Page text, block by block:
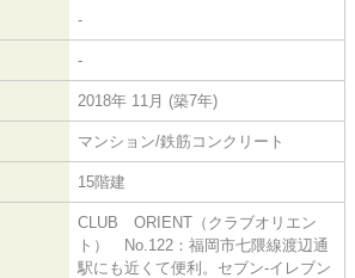
-
-
2018年 11月 (築7年)
マンション/鉄筋コンクリート
15階建
CLUB ORIENT（クラブオリエン
ト） No.122：福岡市七隈線渡辺通
駅にも近くて便利。セブン‐イレブン